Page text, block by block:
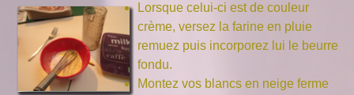
Lorsque celui-ci est de couleur
crème, versez la farine en pluie
remuez puis incorporez lui le beurre
fondu.
Montez vos blancs en neige ferme